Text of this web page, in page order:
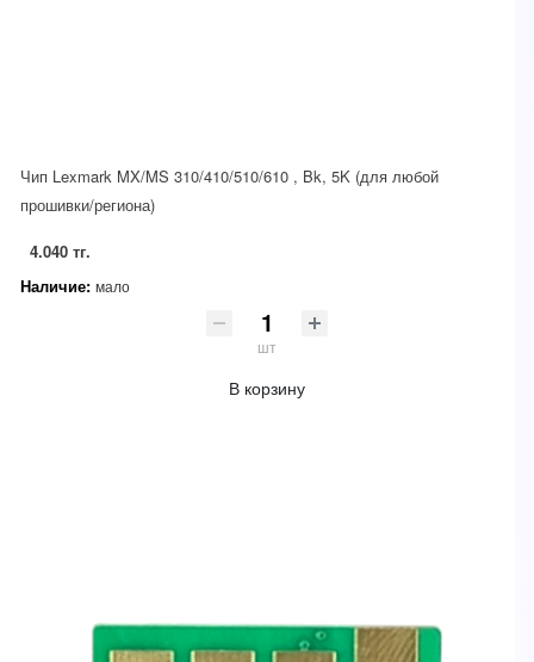
Чип Lexmark MX/MS 310/410/510/610 , Bk, 5K (для любой
прошивки/региона)
4.040 тг.
Наличие: мало
шт
В корзину